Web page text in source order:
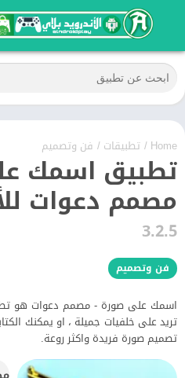
Home
/ تطبيقات / فن وتصميم
تطبيق اسمك
مصمم دعوات
3.2.5
فن وتصميم
اسمك على صورة - مصمم دعوات هو
تريد على خلفيات جميلة ، او يمكنك
تصميم صورة فريدة واكثر روعة.